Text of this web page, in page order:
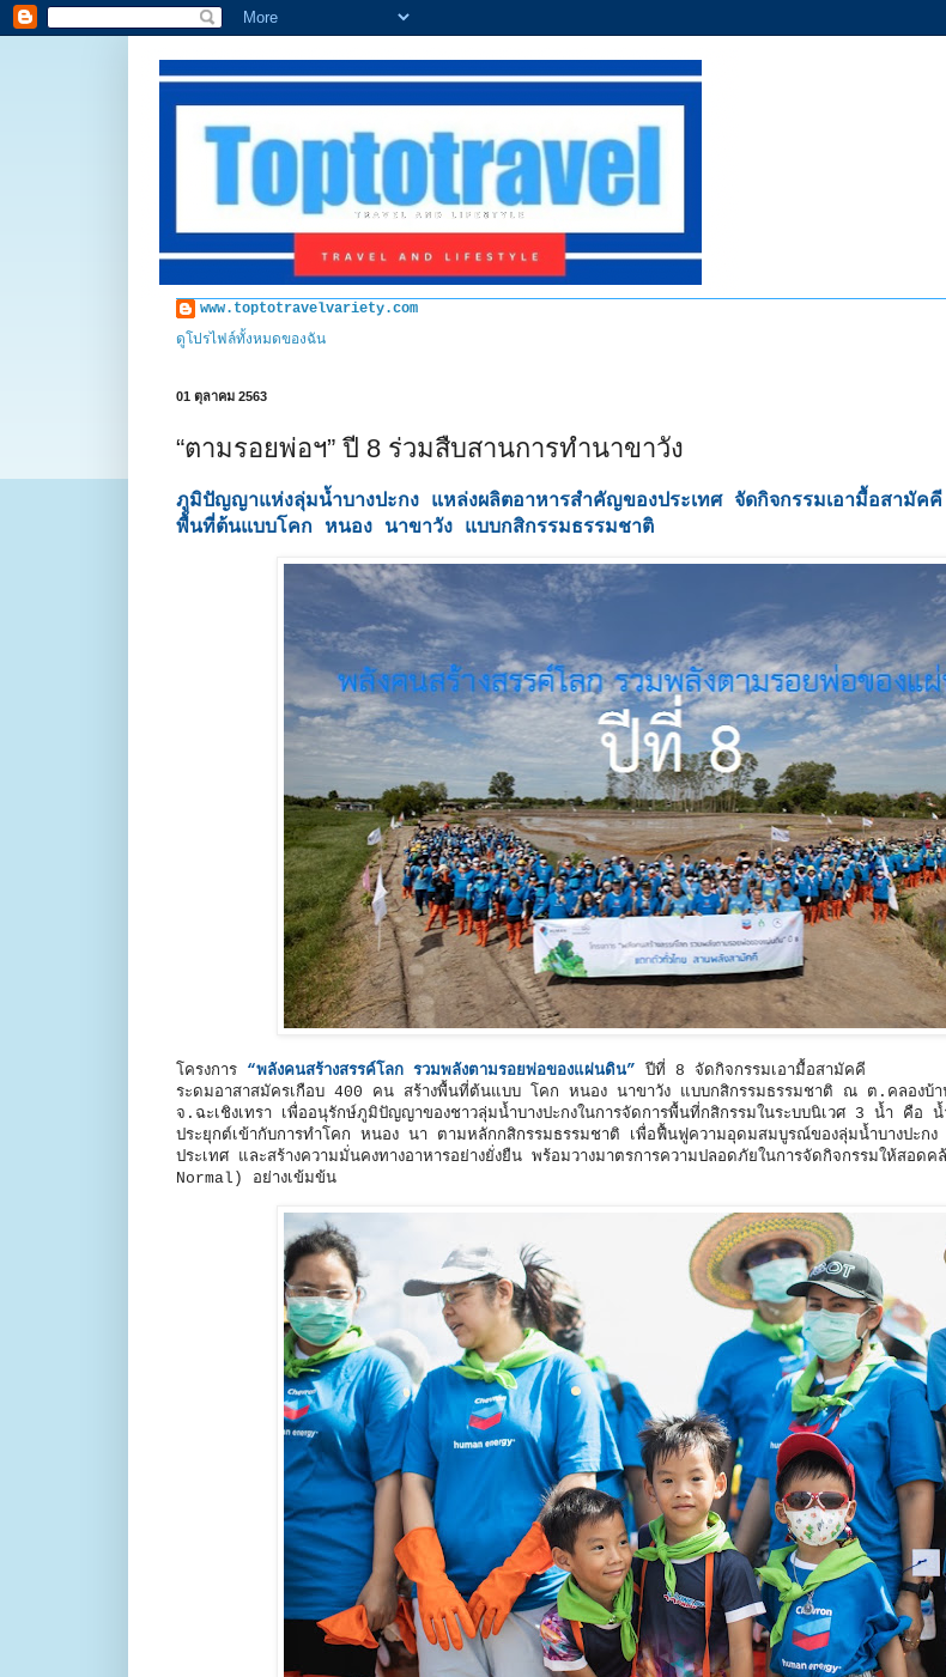
www.toptotravelvariety.com
ดูโปรไฟล์ทั้งหมดของฉัน
01 ตุลาคม 2563
“ตามรอยพ่อฯ” ปี 8 ร่วมสืบสานการทำนาขาวัง
ภูมิปัญญาแห่งลุ่มน้ำบางปะกง แหล่งผลิตอาหารสำคัญของประเทศ จัดกิจกรรมเอามื้อสามัค
พื้นที่ต้นแบบโคก หนอง นาขาวัง แบบกสิกรรมธรรมชาติ
โครงการ “พลังคนสร้างสรรค์โลก รวมพลังตามรอยพ่อของแผ่นดิน” ปีที่ 8 จัดกิจกรรมเอามื้อสามัคคี
ระดมอาสาสมัครเกือบ 400 คน สร้างพื้นที่ต้นแบบ โคก หนอง นาขาวัง แบบกสิกรรมธรรมชาติ ณ ต.คลองบ้
จ.ฉะเชิงเทรา เพื่ออนุรักษ์ภูมิปัญญาของชาวลุ่มน้ำบางปะกงในการจัดการพื้นที่กสิกรรมในระบบนิเวศ 3 น้ำ คือ
ประยุกต์เข้ากับการทำโคก หนอง นา ตามหลักกสิกรรมธรรมชาติ เพื่อฟื้นฟูความอุดมสมบูรณ์ของลุ่มน้ำบางปะก
ประเทศ และสร้างความมั่นคงทางอาหารอย่างยั่งยืน พร้อมวางมาตรการความปลอดภัยในการจัดกิจกรรมให้สอด
Normal) อย่างเข้มข้น